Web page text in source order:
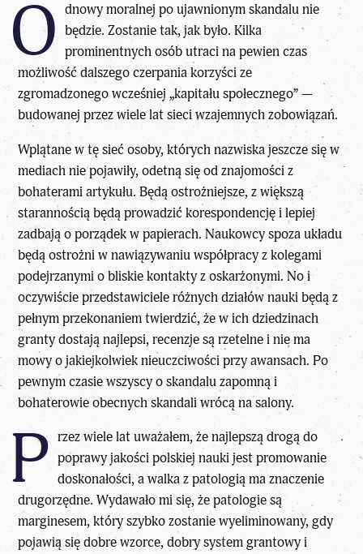
O dnowy moralnej po ujawnionym skandalu nie
będzie. Zostanie tak, jak było. Kilka
prominentnych osób utraci na pewien czas
możliwość dalszego czerpania korzyści ze
zgromadzonego wcześniej „kapitału społecznego” —
budowanej przez wiele lat sieci wzajemnych zobowiązań.
Wplątane w tę sieć osoby, których nazwiska jeszcze się w
mediach nie pojawiły, odetną się od znajomości z
bohaterami artykułu. Będą ostrożniejsze, z większą
starannością będą prowadzić korespondencję i lepiej
zadbają o porządek w papierach. Naukowcy spoza układu
będą ostrożni w nawiązywaniu współpracy z kolegami
podejrzanymi o bliskie kontakty z oskarżonymi. No i
oczywiście przedstawiciele różnych działów nauki będą z
pełnym przekonaniem twierdzić, że w ich dziedzinach
granty dostają najlepsi, recenzje są rzetelne i nie ma
mowy o jakiejkolwiek nieuczciwości przy awansach. Po
pewnym czasie wszyscy o skandalu zapomną i
bohaterowie obecnych skandali wrócą na salony.
P rzez wiele lat uważałem, że najlepszą drogą do
poprawy jakości polskiej nauki jest promowanie
doskonałości, a walka z patologią ma znaczenie
drugorzędne. Wydawało mi się, że patologie są
marginesem, który szybko zostanie wyeliminowany, gdy
pojawią się dobre wzorce, dobry system grantowy i